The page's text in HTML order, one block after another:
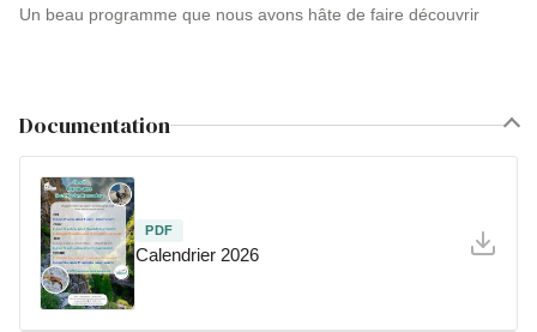
Un beau programme que nous avons hâte de faire découvrir
Documentation
PDF
Calendrier 2026